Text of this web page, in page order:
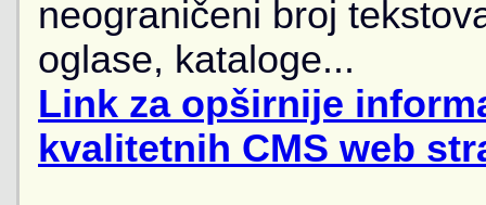
neograničeni broj
oglase, kataloge...
Link za opširnije
kvalitetnih CMS web